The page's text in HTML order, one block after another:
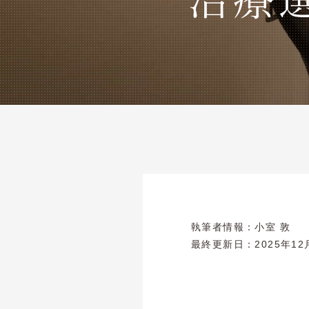
執筆者情報：小室 敦
最終更新日： 2025年12